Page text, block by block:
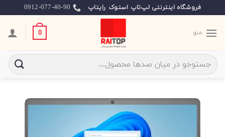
to
content
فروشگاه اینترنتی لپ‌تاپ استوک رایتاپ 0912-077-40-90
منو 0
جستجو
برای: